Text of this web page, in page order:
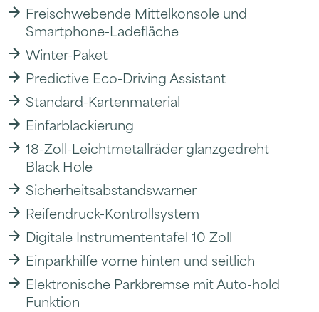
Freischwebende Mittelkonsole und
Smartphone-Ladefläche
Winter-Paket
Predictive Eco-Driving Assistant
Standard-Kartenmaterial
Einfarblackierung
18-Zoll-Leichtmetallräder glanzgedreht
Black Hole
Sicherheitsabstandswarner
Reifendruck-Kontrollsystem
Digitale Instrumententafel 10 Zoll
Einparkhilfe vorne hinten und seitlich
Elektronische Parkbremse mit Auto-hold
Funktion